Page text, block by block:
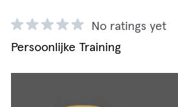
No ratings yet
Persoonlijke Training